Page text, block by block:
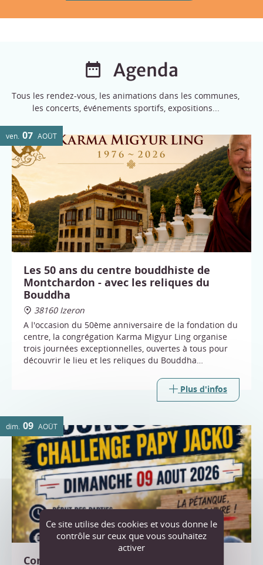
Agenda
Tous les rendez-vous, les animations dans les communes,
les concerts, événements sportifs, expositions...
ven. 07 AOÛT
Les 50 ans du centre bouddhiste de
Montchardon - avec les reliques du
Bouddha
38160 Izeron
A l'occasion du 50ème anniversaire de la fondation du
centre, la congrégation Karma Migyur Ling organise
trois journées exceptionnelles, ouvertes à tous pour
découvrir le lieu et les reliques du Bouddha
Plus d'infos
dim. 09 AOÛT
Concours pétanque
Ce site utilise des cookies et vous donne le
contrôle sur ceux que vous souhaitez
activer